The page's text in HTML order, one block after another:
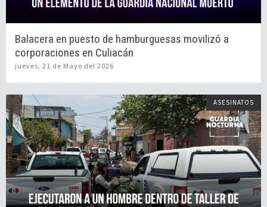
Balacera en puesto de hamburguesas movilizó a
corporaciones en Culiacán
jueves, 21 de Mayo del 2026
ASESINATOS